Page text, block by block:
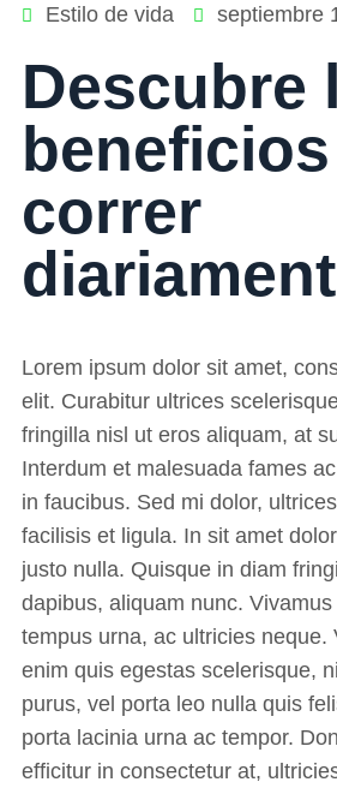
Estilo de vida septiembre
Descubre
correr
Lorem ipsum dolor sit amet,
elit. Curabitur ultrices
fringilla nisl ut eros aliquam, at
Interdum et malesuada fames
in faucibus. Sed mi dolor,
facilisis et ligula. In sit amet
justo nulla. Quisque in diam
dapibus, aliquam nunc.
tempus urna, ac ultricies neque.
enim quis egestas scelerisque,
purus, vel porta leo nulla quis
porta lacinia urna ac tempor.
efficitur in consectetur at,